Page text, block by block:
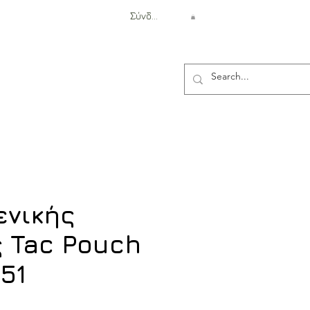
Σύνδεση
Tac Pouch